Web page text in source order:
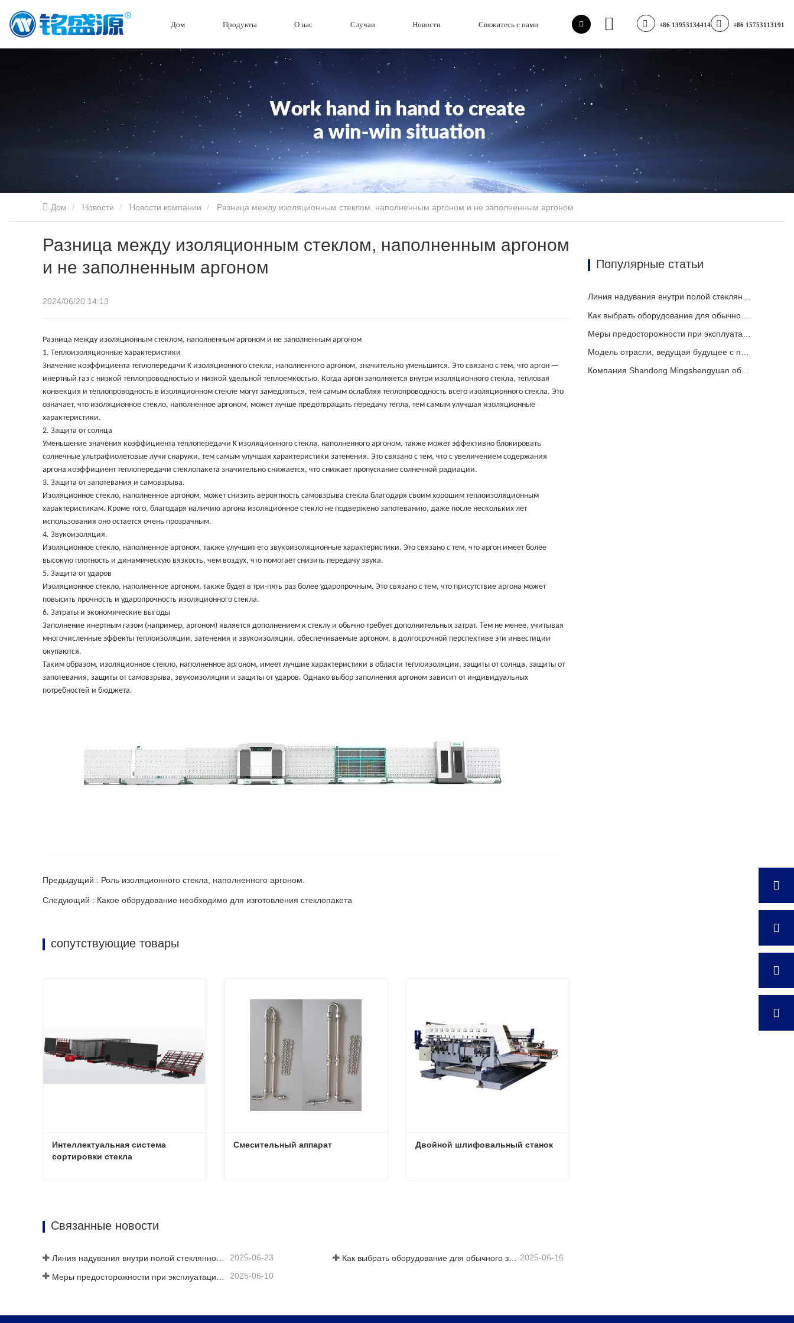
Дом Продукты О нас Случаи Новости Свяжитесь с нами +86 13953134414 +86 15753113191
Дом Новости Новости компании Разница между изоляционным стеклом, наполненным аргоном и не заполненным аргоном
Разница между изоляционным стеклом, наполненным аргоном
и не заполненным аргоном
2024/06/20 14:13
Разница между изоляционным стеклом, наполненным аргоном и не заполненным аргоном
1. Теплоизоляционные характеристики
Значение коэффициента теплопередачи K изоляционного стекла, наполненного аргоном, значительно уменьшится. Это связано с тем, что аргон —
инертный газ с низкой теплопроводностью и низкой удельной теплоемкостью. Когда аргон заполняется внутри изоляционного стекла, тепловая
конвекция и теплопроводность в изоляционном стекле могут замедляться, тем самым ослабляя теплопроводность всего изоляционного стекла. Это
означает, что изоляционное стекло, наполненное аргоном, может лучше предотвращать передачу тепла, тем самым улучшая изоляционные
характеристики.
2. Защита от солнца
Уменьшение значения коэффициента теплопередачи K изоляционного стекла, наполненного аргоном, также может эффективно блокировать
солнечные ультрафиолетовые лучи снаружи, тем самым улучшая характеристики затенения. Это связано с тем, что с увеличением содержания
аргона коэффициент теплопередачи стеклопакета значительно снижается, что снижает пропускание солнечной радиации.
3. Защита от запотевания и самовзрыва.
Изоляционное стекло, наполненное аргоном, может снизить вероятность самовзрыва стекла благодаря своим хорошим теплоизоляционным
характеристикам. Кроме того, благодаря наличию аргона изоляционное стекло не подвержено запотеванию, даже после нескольких лет
использования оно остается очень прозрачным.
4. Звукоизоляция.
Изоляционное стекло, наполненное аргоном, также улучшит его звукоизоляционные характеристики. Это связано с тем, что аргон имеет более
высокую плотность и динамическую вязкость, чем воздух, что помогает снизить передачу звука.
5. Защита от ударов
Изоляционное стекло, наполненное аргоном, также будет в три-пять раз более ударопрочным. Это связано с тем, что присутствие аргона может
повысить прочность и ударопрочность изоляционного стекла.
6. Затраты и экономические выгоды
Заполнение инертным газом (например, аргоном) является дополнением к стеклу и обычно требует дополнительных затрат. Тем не менее, учитывая
многочисленные эффекты теплоизоляции, затенения и звукоизоляции, обеспечиваемые аргоном, в долгосрочной перспективе эти инвестиции
окупаются.
Таким образом, изоляционное стекло, наполненное аргоном, имеет лучшие характеристики в области теплоизоляции, защиты от солнца, защиты от
запотевания, защиты от самовзрыва, звукоизоляции и защиты от ударов. Однако выбор заполнения аргоном зависит от индивидуальных
потребностей и бюджета.
Предыдущий : Роль изоляционного стекла, наполненного аргоном.
Следующий : Какое оборудование необходимо для изготовления стеклопакета
сопутствующие товары
Интеллектуальная система
сортировки стекла
Смесительный аппарат Двойной шлифовальный станок
Связанные новости
Линия надувания внутри полой стеклянной пластины 2025-06-23 Как выбрать оборудование для обычного завода по производству стеклопакетов 2025-06-16
2025-06-10
Популярные статьи
Линия надувания внутри полой стеклянной пластины
Как выбрать оборудование для обычного завода по производству стеклопакетов
Компания Shandong Mingshengyuan объединяется с глобальными партнерами, чтобы открыть новую эру в производстве оборудования для производства изоляционного стекла